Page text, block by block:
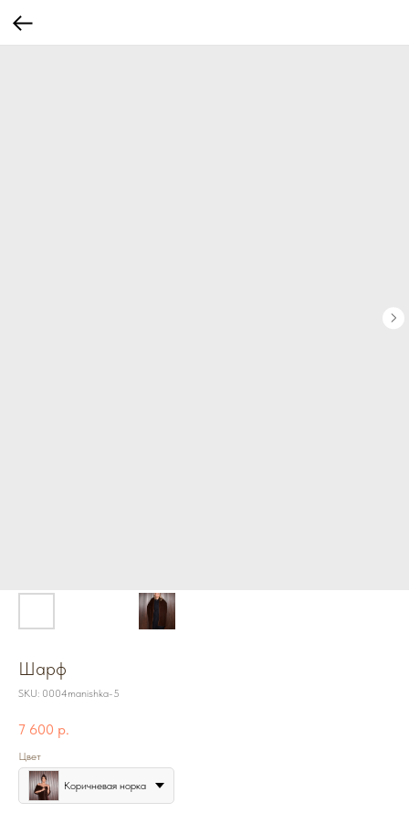
Шарф
SKU: 0004manishka-5
7 600 р.
Цвет
Коричневая норка